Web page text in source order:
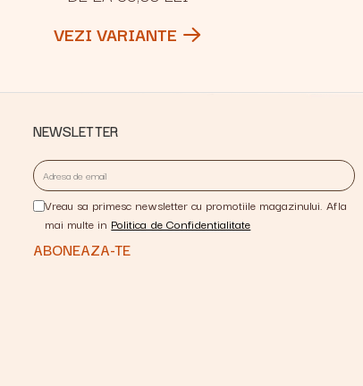
VEZI VARIANTE
NEWSLETTER
Vreau sa primesc newsletter cu promotiile magazinului. Afla
mai multe in Politica de Confidentialitate